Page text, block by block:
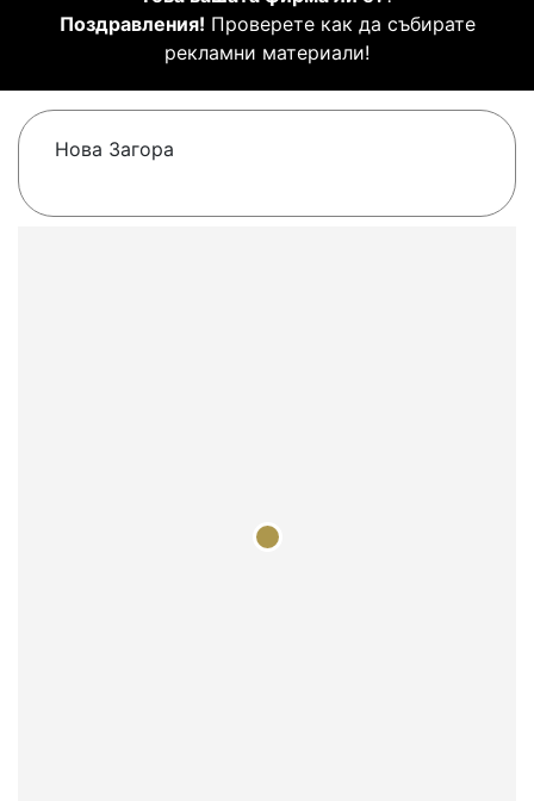
Поздравления! Проверете как да събирате
рекламни материали!
Нова Загора